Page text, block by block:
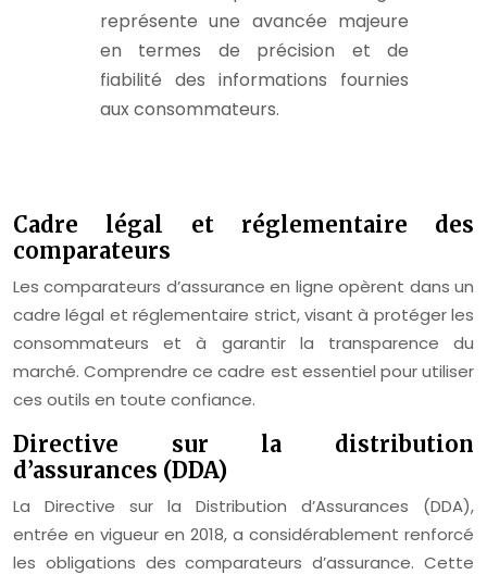
représente une avancée majeure
en termes de précision et de
fiabilité des informations fournies
aux consommateurs.
Cadre légal et réglementaire des
comparateurs
Les comparateurs d’assurance en ligne opèrent dans un
cadre légal et réglementaire strict, visant à protéger les
consommateurs et à garantir la transparence du
marché. Comprendre ce cadre est essentiel pour utiliser
ces outils en toute confiance.
Directive sur la distribution
d’assurances (DDA)
La Directive sur la Distribution d’Assurances (DDA),
entrée en vigueur en 2018, a considérablement renforcé
les obligations des comparateurs d’assurance. Cette